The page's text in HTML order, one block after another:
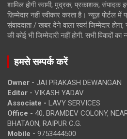
शामिल होगी स्वामी, मुद्रक, प्रकाशक, संपादक
ज़िम्मेदार नहीं स्वीकार करता है। न्यूज़ पोर्टल में
संवाददाता / खबर देने वाला स्वयं जिम्मेदार
की कोई भी जिम्मेदारी नहीं होगी. सभी विवादों का
हमसे सम्पर्क करें
Owner - JAI PRAKASH DEWANGAN
Editor - VIKASH YADAV
Associate - LAVY SERVICES
Office - 40, BRAMDEV COLONY,
BHATAON, RAIPUR C.G.
Mobile - 9753444500